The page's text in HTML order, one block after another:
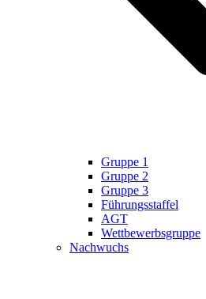
Gruppe 1
Gruppe 2
Gruppe 3
Führungsstaffel
AGT
Wettbewerbsgruppe
Nachwuchs